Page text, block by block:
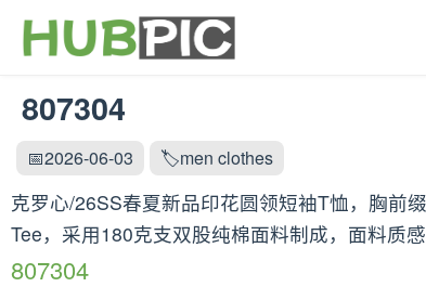
807304
📅2026-06-03 🏷️men clothes
克罗心/26SS春夏新品印花圆领短袖T恤，胸前
Tee，采用180克支双股纯棉面料制成，面料质
807304